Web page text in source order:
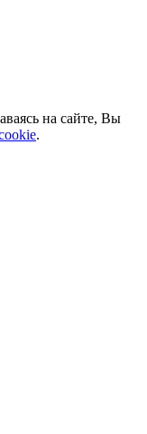
на сайте, Вы
.